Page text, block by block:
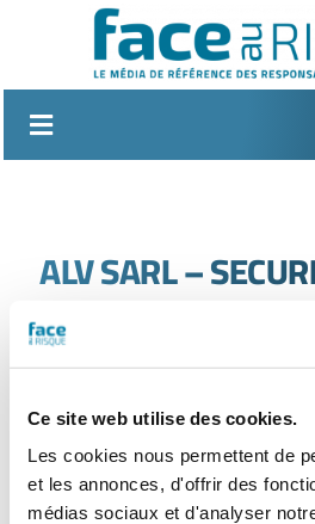
Ce site web utilise des cookies.
Les cookies nous permettent de
et les annonces, d'offrir des
médias sociaux et d'analyser
ALV SARL –
SYSTEMES
Nouvelle recherche